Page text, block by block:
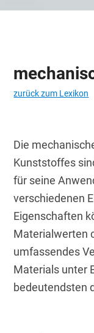
zurück zum Lexikon
Die
Kunststoffes
für seine
verschiedenen
Eigenschaften
Materialwerten
umfassendes
Materials unter
bedeutendsten